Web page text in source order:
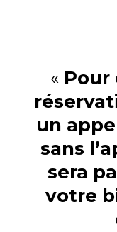
«
un
sans
sera
votre